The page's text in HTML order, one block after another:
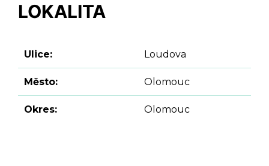
LOKALITA
Ulice: Loudova
Město: Olomouc
Okres: Olomouc